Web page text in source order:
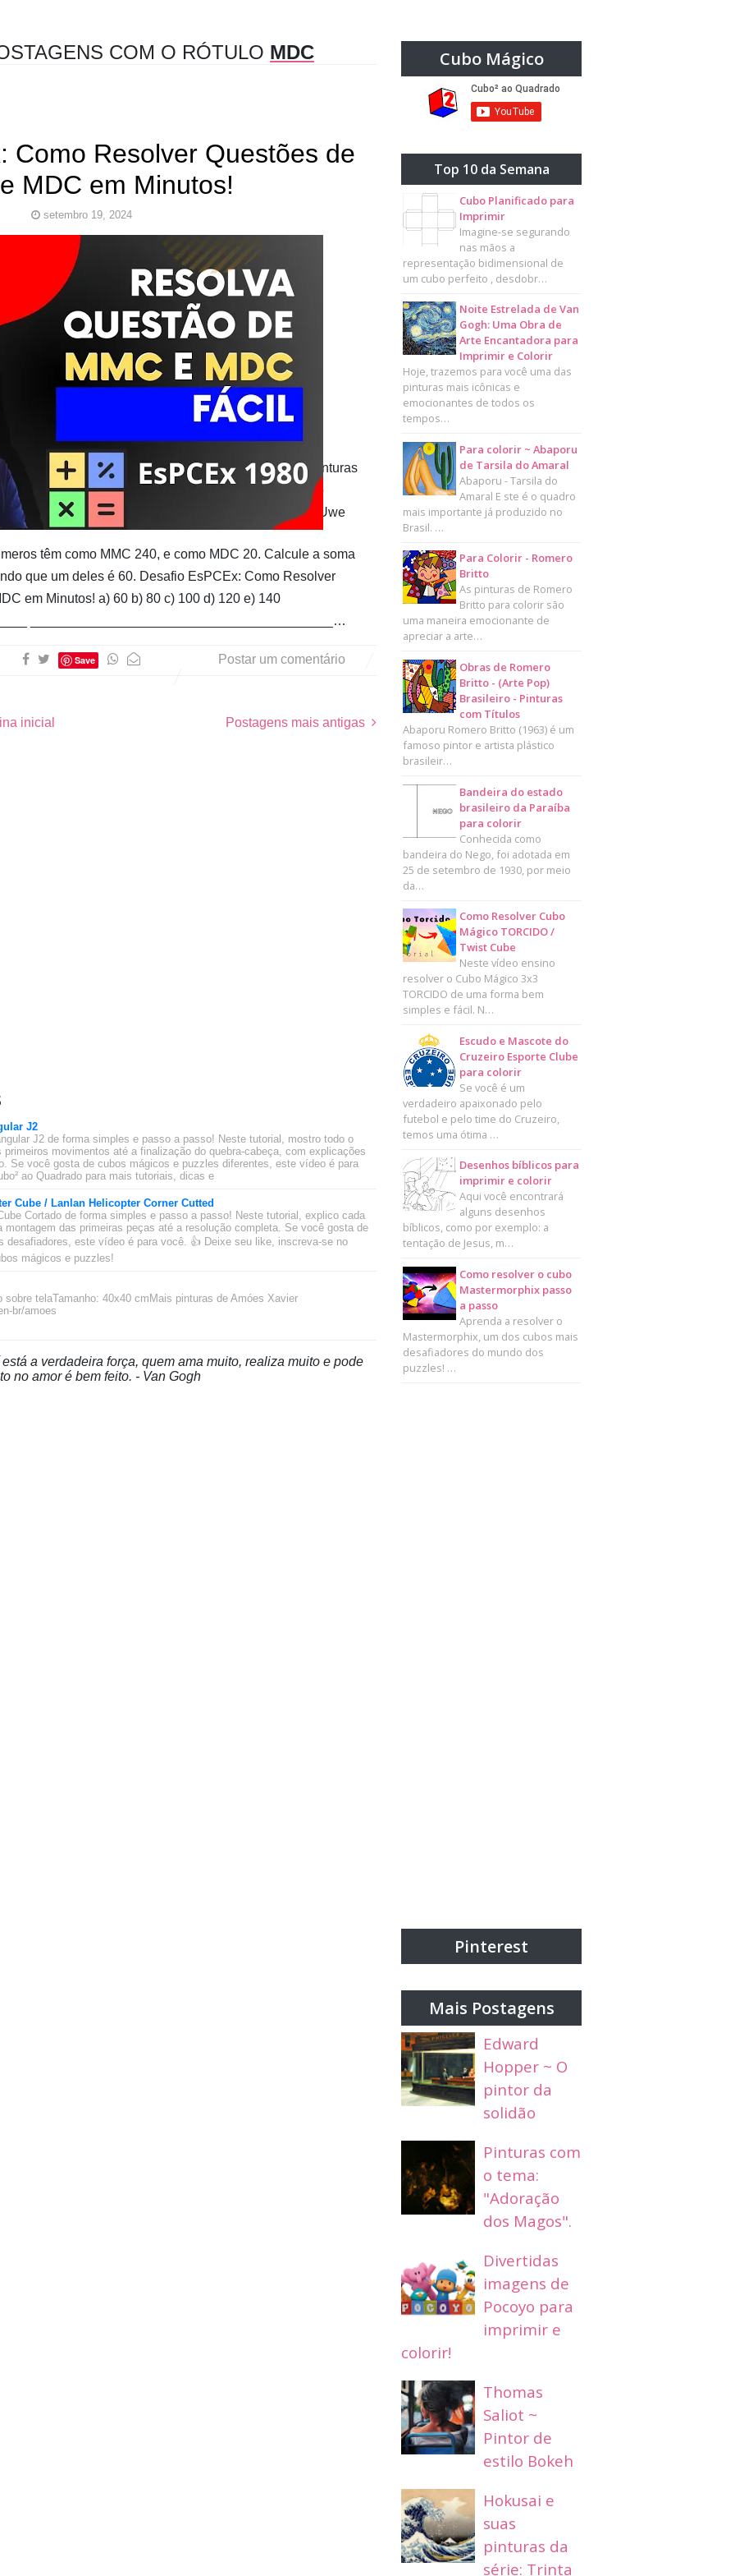
COM O RÓTULO MDC
Como Resolver Questões de
MDC em Minutos!
setembro 19, 2024
Pinturas
do
AUwe
têm como MMC 240, e como MDC 20. Calcule a soma
que um deles é 60. Desafio EsPCEx: Como Resolver
em Minutos! a) 60 b) 80 c) 100 d) 120 e) 140
_________________________________________…
Save Postar um comentário
Postagens mais antigas
inicial
J2
J2 de forma simples e passo a passo! Neste tutorial, mostro todo o
movimentos até a finalização do quebra-cabeça, com explicações
Se você gosta de cubos mágicos e puzzles diferentes, este vídeo é para
ao Quadrado para mais tutoriais, dicas e
Cube / Lanlan Helicopter Corner Cutted
Cortado de forma simples e passo a passo! Neste tutorial, explico cada
montagem das primeiras peças até a resolução completa. Se você gosta de
desafiadores, este vídeo é para você. 👍 Deixe seu like, inscreva-se no
mágicos e puzzles!
telaTamanho: 40x40 cmMais pinturas de Amóes Xavier
br/amoes
a verdadeira força, quem ama muito, realiza muito e pode
no amor é bem feito. - Van Gogh
Cubo Mágico
Top 10 da Semana
Cubo Planificado para
Imprimir
Imagine-se segurando
nas mãos a
representação bidimensional de
um cubo perfeito , desdobr…
Noite Estrelada de Van
Gogh: Uma Obra de
Arte Encantadora para
Imprimir e Colorir
Hoje, trazemos para você uma das
pinturas mais icônicas e
emocionantes de todos os
tempos…
Para colorir ~ Abaporu
de Tarsila do Amaral
Abaporu - Tarsila do
Amaral E ste é o quadro
mais importante já produzido no
Brasil. …
Para Colorir - Romero
Britto
As pinturas de Romero
Britto para colorir são
uma maneira emocionante de
apreciar a arte…
Obras de Romero
Britto - (Arte Pop)
Brasileiro - Pinturas
com Títulos
Abaporu Romero Britto (1963) é um
famoso pintor e artista plástico
brasileir…
Bandeira do estado
brasileiro da Paraíba
para colorir
Conhecida como
bandeira do Nego, foi adotada em
25 de setembro de 1930, por meio
da…
Como Resolver Cubo
Mágico TORCIDO /
Twist Cube
Neste vídeo ensino
resolver o Cubo Mágico 3x3
TORCIDO de uma forma bem
simples e fácil. N…
Escudo e Mascote do
Cruzeiro Esporte Clube
para colorir
Se você é um
verdadeiro apaixonado pelo
futebol e pelo time do Cruzeiro,
temos uma ótima …
Desenhos bíblicos para
imprimir e colorir
Aqui você encontrará
alguns desenhos
bíblicos, como por exemplo: a
tentação de Jesus, m…
Como resolver o cubo
Mastermorphix passo
a passo
Aprenda a resolver o
Mastermorphix, um dos cubos mais
desafiadores do mundo dos
puzzles! …
Pinterest
Mais Postagens
Edward
Hopper ~ O
pintor da
solidão
Pinturas com
o tema:
"Adoração
dos Magos".
Divertidas
imagens de
Pocoyo para
imprimir e
colorir!
Thomas
Saliot ~
Pintor de
estilo Bokeh
Hokusai e
suas
pinturas da
série: Trinta